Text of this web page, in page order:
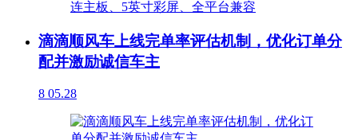
滴滴顺风车上线完单率评估机制，优化订单分
配并激励诚信车主
8 05.28